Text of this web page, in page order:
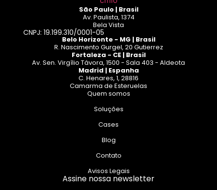
São Paulo | Brasil
Av. Paulista, 1374
Bela Vista
CNPJ: 19.199.310/0001-05
Belo Horizonte - MG | Brasil
R. Nascimento Gurgel, 20 Gutierrez
Fortaleza - CE | Brasil
Av. Sen. Virgílio Távora, 1500 - Sala 403 - Aldeota
Madrid | Espanha
C. Henares, 1, 28816
Camarma de Esteruelas
Quem somos
Soluções
Cases
Blog
Contato
Avisos Legais
Assine nossa newsletter